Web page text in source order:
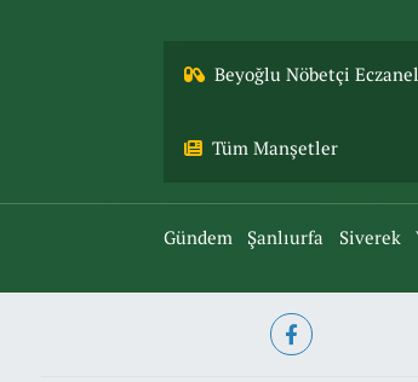
Beyoğlu Nöbetçi
Tüm Manşetler
Gündem Şanlıurfa Siverek